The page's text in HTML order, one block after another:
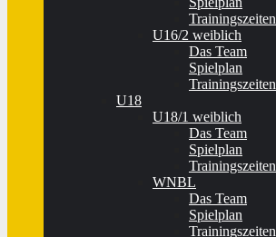
Trainingszeiten
U16/2 weiblich
Das Team
Spielplan
Trainingszeiten
U18
U18/1 weiblich
Das Team
Spielplan
Trainingszeiten
WNBL
Das Team
Spielplan
Trainingszeiten